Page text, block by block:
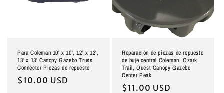
Para Coleman 10' x 10', 12' x 12',
13' x 13' Canopy Gazebo Truss
Connector Piezas de repuesto
Precio
$10.00 USD
Reparación de piezas de repuesto
de buje central Coleman, Ozark
Trail, Quest Canopy Gazebo
Center Peak
Precio
$11.00 USD